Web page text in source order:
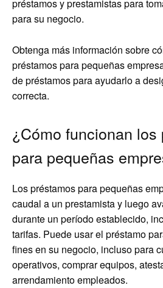
préstamos y prestamistas para
para su negocio.
Obtenga más información sobre
préstamos para pequeñas
de préstamos para ayudarlo a
correcta.
¿Cómo funcionan los
para pequeñas
Los préstamos para pequeñas
caudal a un prestamista y luego
durante un período establecido,
tarifas. Puede usar el préstamo
fines en su negocio, incluso para
operativos, comprar equipos,
arrendamiento empleados.